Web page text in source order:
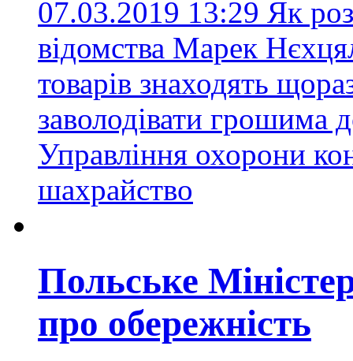
07.03.2019 13:29 Як
відомства Марек
товарів знаходять
заволодівати грошима
Управління охорони
шахрайство
Польське
про обережність